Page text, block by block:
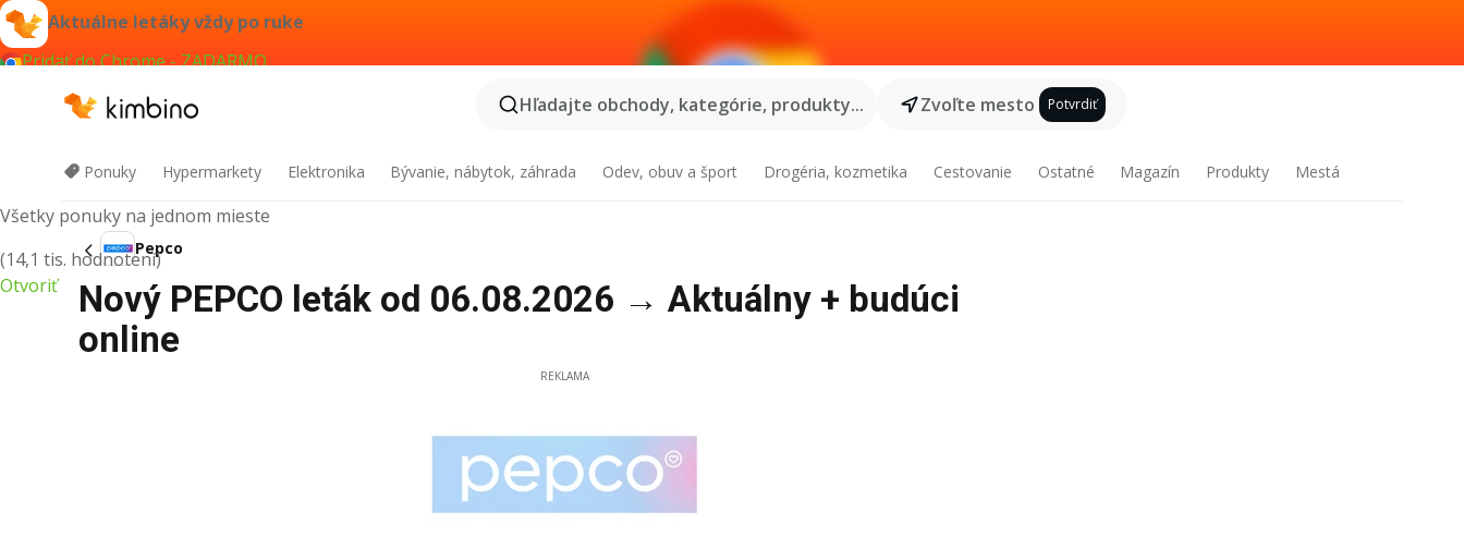
Aktuálne letáky vždy po ruke
Pridať do Chrome - ZADARMO
Kimbino
Všetky ponuky na jednom mieste
(14,1 tis. hodnotení)
Otvoriť
Hľadajte obchody, kategórie, produkty... Zvoľte mesto Potvrdiť
Ponuky Hypermarkety Elektronika Bývanie, nábytok, záhrada Odev, obuv a šport Drogéria, kozmetika Cestovanie Ostatné Magazín Produkty Mestá
Pepco
Nový PEPCO leták od 06.08.2026 → Aktuálny + budúci
online
REKLAMA